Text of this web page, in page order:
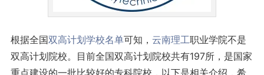
根据全国双高计划学校名单可知， 云南理工职业学院不是
双高计划院校。目前全国双高计划院校共有197所，是国家